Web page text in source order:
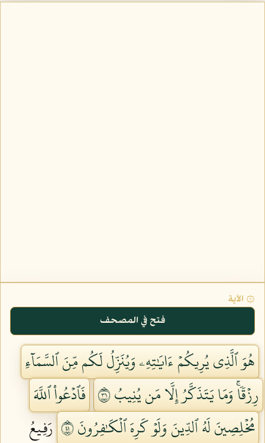
۞ الآية
فتح في المصحف
هُوَ ٱلَّذِي يُرِيكُمۡ ءَايَٰتِهِۦ وَيُنَزِّلُ لَكُم مِّنَ ٱلسَّمَآءِ
رِزۡقٗاۚ وَمَا يَتَذَكَّرُ إِلَّا مَن يُنِيبُ ١٣
فَٱدۡعُواْ ٱللَّهَ
مُخۡلِصِينَ لَهُ ٱلدِّينَ وَلَوۡ كَرِهَ ٱلۡكَٰفِرُونَ ١٤
رَفِيعُ